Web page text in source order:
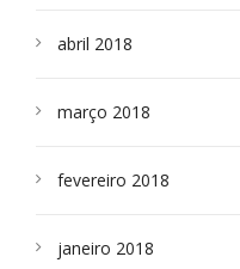
abril 2018
março 2018
fevereiro 2018
janeiro 2018